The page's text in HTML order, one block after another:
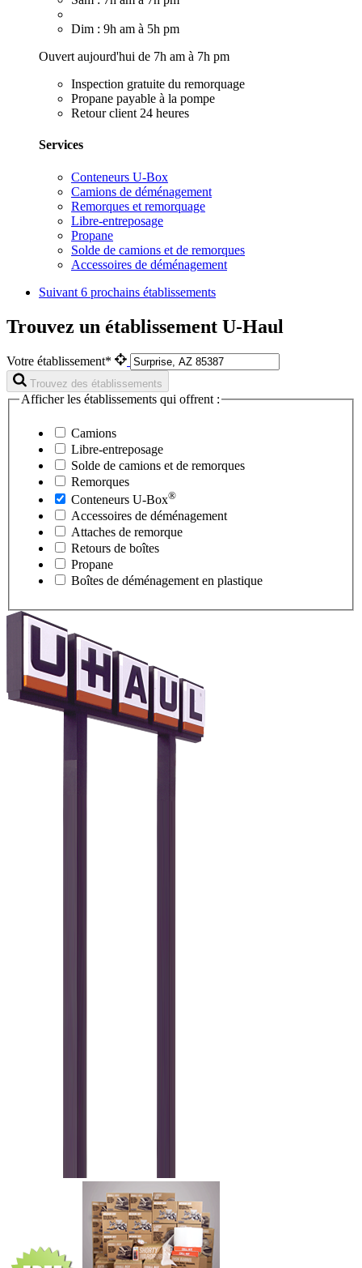
Dim : 9h am à 5h pm
Ouvert aujourd'hui de 7h am à 7h pm
Inspection gratuite du remorquage
Propane payable à la pompe
Retour client 24 heures
Services
Conteneurs U-Box
Camions de déménagement
Remorques et remorquage
Libre-entreposage
Propane
Solde de camions et de remorques
Accessoires de déménagement
Suivant 6 prochains établissements
Trouvez un établissement U-Haul
Votre établissement*
Trouvez des établissements
Afficher les établissements qui offrent :
Camions
Libre-entreposage
Solde de camions et de remorques
Remorques
Conteneurs U-Box®
Accessoires de déménagement
Attaches de remorque
Retours de boîtes
Propane
Boîtes de déménagement en plastique